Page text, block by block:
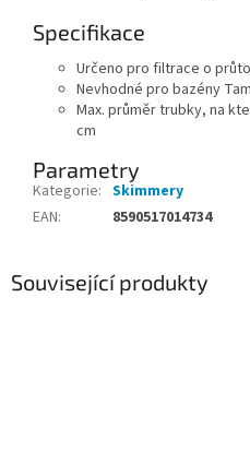
Specifikace
Určeno pro filtrace o
Nevhodné pro bazény
Max. průměr trubky, na
cm
Parametry
Kategorie: Skimmery
EAN: 8590517014734
Související produkty